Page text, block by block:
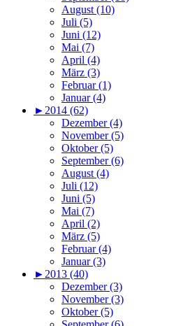
August (10)
Juli (5)
Juni (12)
Mai (7)
April (4)
März (3)
Februar (1)
Januar (4)
► 2014 (62)
Dezember (4)
November (5)
Oktober (5)
September (6)
August (4)
Juli (12)
Juni (5)
Mai (7)
April (2)
März (5)
Februar (4)
Januar (3)
► 2013 (40)
Dezember (3)
November (3)
Oktober (5)